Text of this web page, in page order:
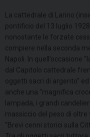
La cattedrale di Larino
pontificio del 13 luglio
nonostante le forzate
compiere nella seconda
Napoli. In quell’occasione
dal Capitolo cattedrale
oggetti sacri di argento”
anche una “magnifica
lampada, i grandi
massiccio del peso di
“Brevi cenni storici sulla